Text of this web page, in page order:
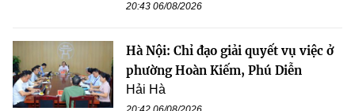
20:43 06/08/2026
Hà Nội: Chỉ đạo giải quyết vụ việc ở
phường Hoàn Kiếm, Phú Diễn
Hải Hà